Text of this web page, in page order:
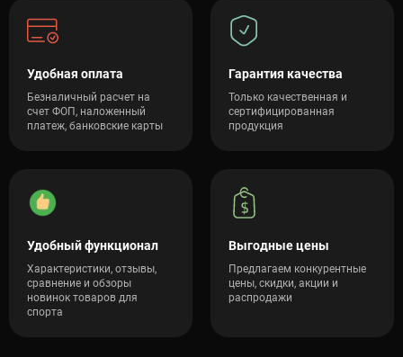
Удобная оплата
Безналичный расчет на
счет ФОП, наложенный
платеж, банковские карты
Гарантия качества
Только качественная и
сертифицированная
продукция
Удобный функционал
Характеристики, отзывы,
сравнение и обзоры
новинок товаров для
спорта
Выгодные цены
Предлагаем конкурентные
цены, скидки, акции и
распродажи